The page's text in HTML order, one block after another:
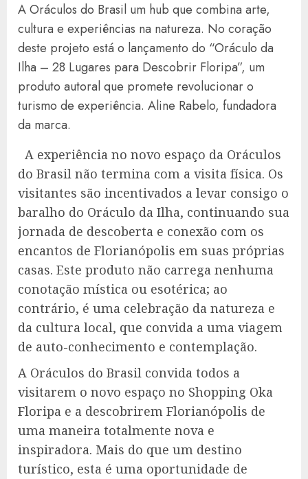
A Oráculos do Brasil um hub que combina arte,
cultura e experiências na natureza. No coração
deste projeto está o lançamento do “Oráculo da
Ilha – 28 Lugares para Descobrir Floripa”, um
produto autoral que promete revolucionar o
turismo de experiência. Aline Rabelo, fundadora
da marca.
A experiência no novo espaço da Oráculos
do Brasil não termina com a visita física. Os
visitantes são incentivados a levar consigo o
baralho do Oráculo da Ilha, continuando sua
jornada de descoberta e conexão com os
encantos de Florianópolis em suas próprias
casas. Este produto não carrega nenhuma
conotação mística ou esotérica; ao
contrário, é uma celebração da natureza e
da cultura local, que convida a uma viagem
de auto-conhecimento e contemplação.
A Oráculos do Brasil convida todos a
visitarem o novo espaço no Shopping Oka
Floripa e a descobrirem Florianópolis de
uma maneira totalmente nova e
inspiradora. Mais do que um destino
turístico, esta é uma oportunidade de